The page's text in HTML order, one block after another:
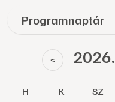
Programnaptár
<
H K SZ